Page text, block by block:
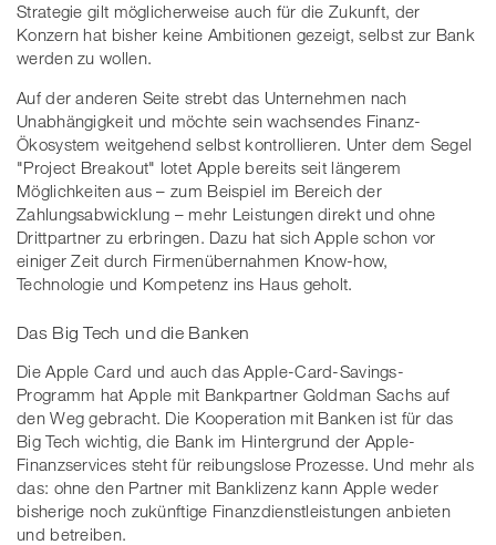
Strategie gilt möglicherweise auch für die Zukunft, der
Konzern hat bisher keine Ambitionen gezeigt, selbst zur Bank
werden zu wollen.
Auf der anderen Seite strebt das Unternehmen nach
Unabhängigkeit und möchte sein wachsendes Finanz-
Ökosystem weitgehend selbst kontrollieren. Unter dem Segel
"Project Breakout" lotet Apple bereits seit längerem
Möglichkeiten aus – zum Beispiel im Bereich der
Zahlungsabwicklung – mehr Leistungen direkt und ohne
Drittpartner zu erbringen. Dazu hat sich Apple schon vor
einiger Zeit durch Firmenübernahmen Know-how,
Technologie und Kompetenz ins Haus geholt.
Das Big Tech und die Banken
Die Apple Card und auch das Apple-Card-Savings-
Programm hat Apple mit Bankpartner Goldman Sachs auf
den Weg gebracht. Die Kooperation mit Banken ist für das
Big Tech wichtig, die Bank im Hintergrund der Apple-
Finanzservices steht für reibungslose Prozesse. Und mehr als
das: ohne den Partner mit Banklizenz kann Apple weder
bisherige noch zukünftige Finanzdienstleistungen anbieten
und betreiben.